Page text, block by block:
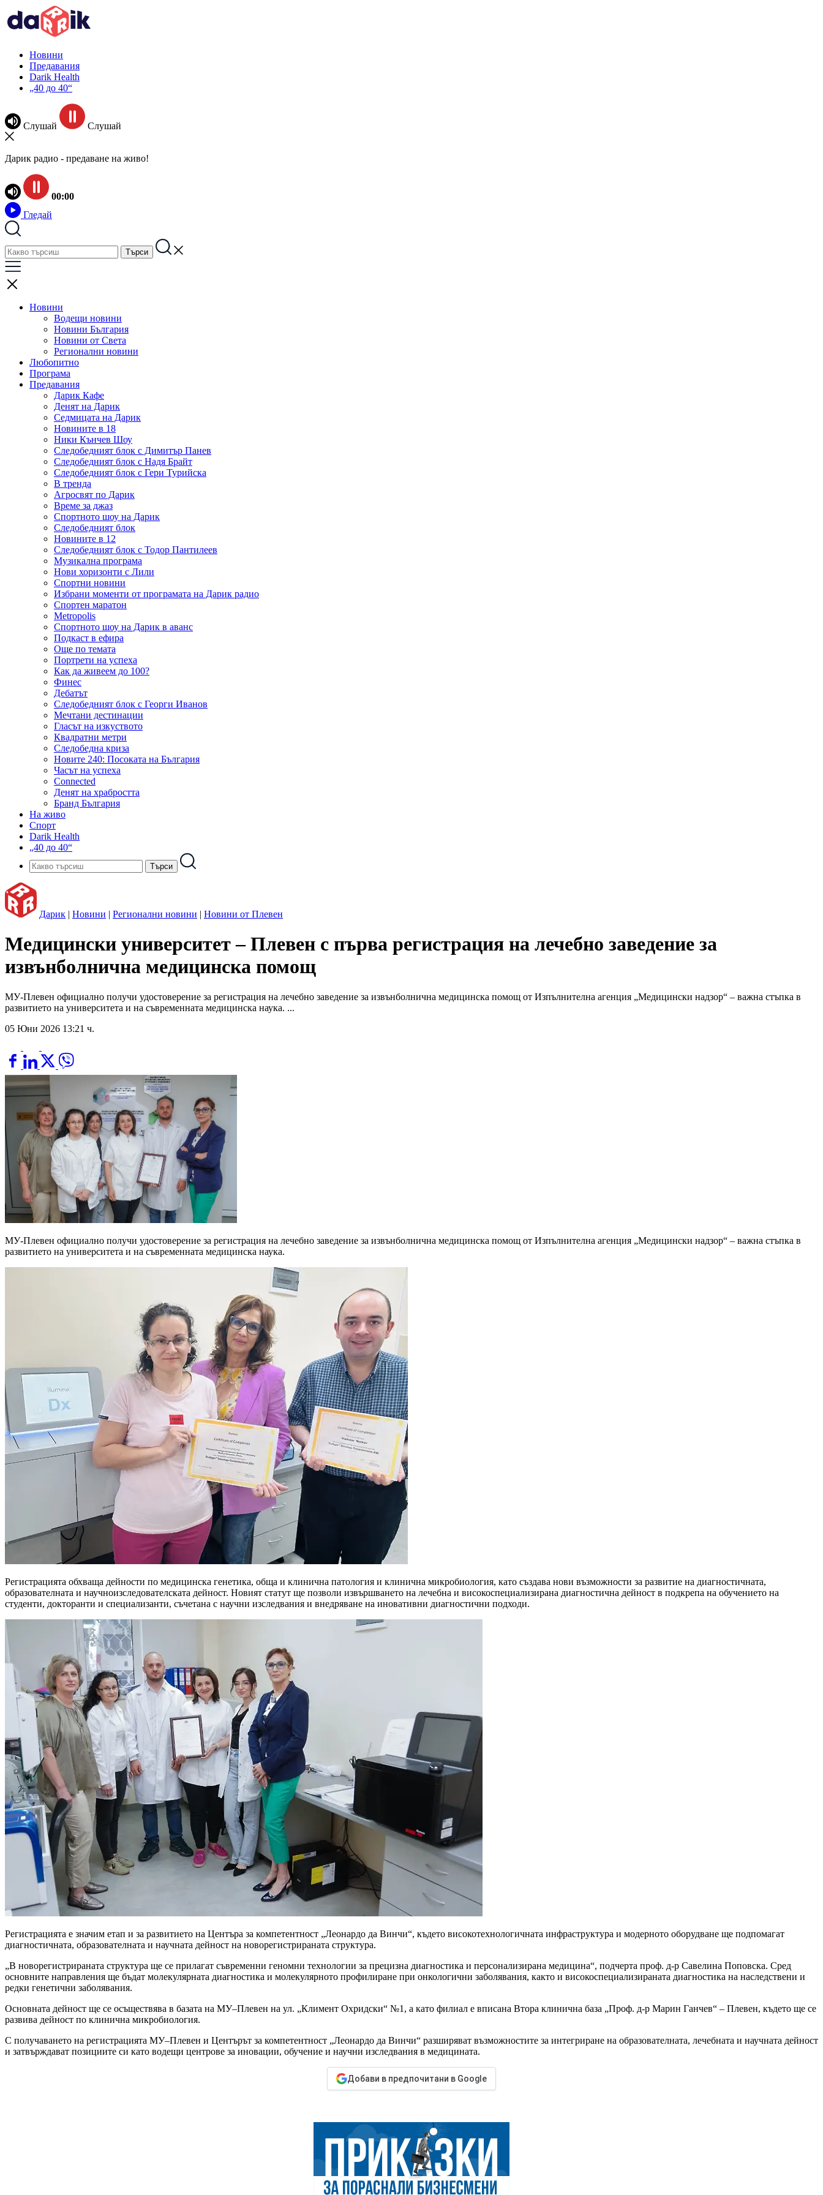
Новини
Предавания
Darik Health
„40 до 40“
Слушай Слушай
Дарик радио - предаване на живо!
00:00
Гледай
Новини
Водещи новини
Новини България
Новини от Света
Регионални новини
Любопитно
Програма
Предавания
Дарик Кафе
Денят на Дарик
Седмицата на Дарик
Новините в 18
Ники Кънчев Шоу
Следобедният блок с Димитър Панев
Следобедният блок с Надя Брайт
Следобедният блок с Гери Турийска
В тренда
Агросвят по Дарик
Време за джаз
Спортното шоу на Дарик
Следобедният блок
Новините в 12
Следобедният блок с Тодор Пантилеев
Музикална програма
Нови хоризонти с Лили
Спортни новини
Избрани моменти от програмата на Дарик радио
Спортен маратон
Metropolis
Спортното шоу на Дарик в аванс
Подкаст в ефира
Още по темата
Портрети на успеха
Как да живеем до 100?
Финес
Дебатът
Следобедният блок с Георги Иванов
Мечтани дестинации
Гласът на изкуството
Квадратни метри
Следобедна криза
Новите 240: Посоката на България
Часът на успеха
Connected
Денят на храбростта
Бранд България
На живо
Спорт
Darik Health
„40 до 40“
Дарик | Новини | Регионални новини | Новини от Плевен
Медицински университет – Плевен с първа регистрация на лечебно заведение за
извънболнична медицинска помощ
МУ-Плевен официално получи удостоверение за регистрация на лечебно заведение за извънболнична медицинска помощ от Изпълнителна агенция „Медицински надзор“ – важна стъпка в
развитието на университета и на съвременната медицинска наука. ...
05 Юни 2026 13:21 ч.
МУ-Плевен официално получи удостоверение за регистрация на лечебно заведение за извънболнична медицинска помощ от Изпълнителна агенция „Медицински надзор“ – важна стъпка в
развитието на университета и на съвременната медицинска наука.
Регистрацията обхваща дейности по медицинска генетика, обща и клинична патология и клинична микробиология, като създава нови възможности за развитие на диагностичната,
образователната и научноизследователската дейност. Новият статут ще позволи извършването на лечебна и високоспециализирана диагностична дейност в подкрепа на обучението на
студенти, докторанти и специализанти, съчетана с научни изследвания и внедряване на иновативни диагностични подходи.
Регистрацията е значим етап и за развитието на Центъра за компетентност „Леонардо да Винчи“, където високотехнологичната инфраструктура и модерното оборудване ще подпомагат
диагностичната, образователната и научната дейност на новорегистрираната структура.
„В новорегистрираната структура ще се прилагат съвременни геномни технологии за прецизна диагностика и персонализирана медицина“, подчерта проф. д-р Савелина Поповска. Сред
основните направления ще бъдат молекулярната диагностика и молекулярното профилиране при онкологични заболявания, както и високоспециализираната диагностика на наследствени и
редки генетични заболявания.
Основната дейност ще се осъществява в базата на МУ–Плевен на ул. „Климент Охридски“ №1, а като филиал е вписана Втора клинична база „Проф. д-р Марин Ганчев“ – Плевен, където ще се
развива дейност по клинична микробиология.
С получаването на регистрацията МУ–Плевен и Центърът за компетентност „Леонардо да Винчи“ разширяват възможностите за интегриране на образователната, лечебната и научната дейност
и затвърждават позициите си като водещи центрове за иновации, обучение и научни изследвания в медицината.
Добави в предпочитани в Google